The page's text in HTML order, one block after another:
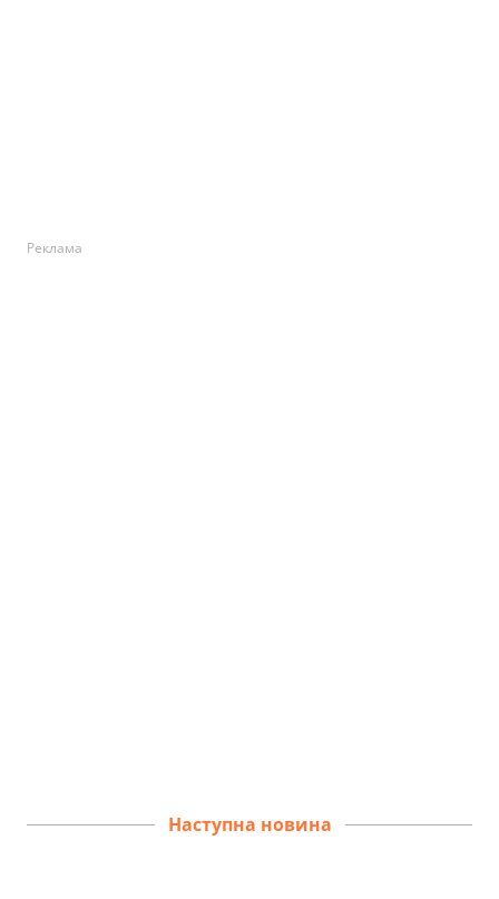
Реклама
Наступна новина